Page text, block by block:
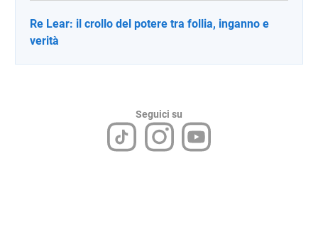
Re Lear: il crollo del potere tra follia, inganno e
verità
Seguici su